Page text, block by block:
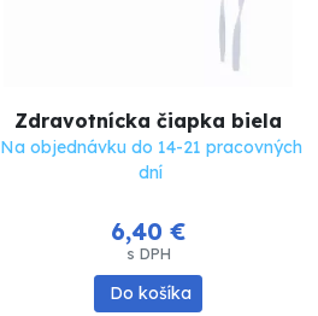
Zdravotnícka čiapka biela
Na objednávku do 14-21 pracovných
dní
6,40 €
s DPH
Do košíka